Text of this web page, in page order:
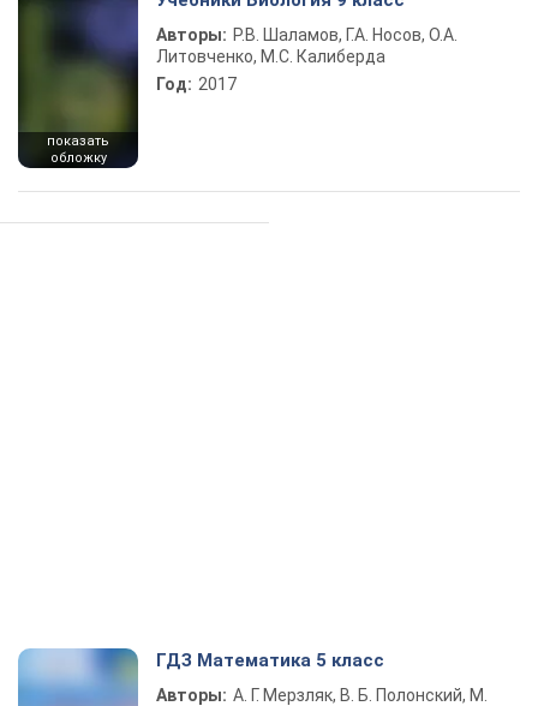
показать
обложку
Авторы: Р.В. Шаламов, Г.А. Носов, О.А.
Литовченко, М.С. Калиберда
Год: 2017
ГДЗ Математика 5 класс
Авторы: А. Г. Мерзляк, В. Б. Полонский, М.